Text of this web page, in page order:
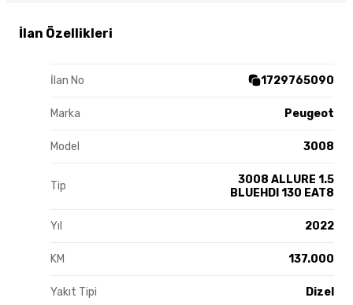
İlan Özellikleri
İlan No 1729765090
Marka Peugeot
Model 3008
Tip
3008 ALLURE 1.5
BLUEHDI 130 EAT8
Yıl 2022
KM 137.000
Yakıt Tipi Dizel